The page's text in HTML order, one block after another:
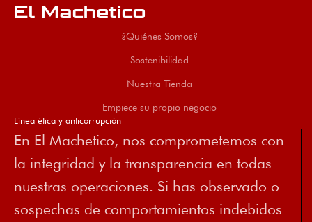
El Machetico
¿Quiénes Somos?
Sostenibilidad
Nuestra Tienda
Empiece su propio negocio
Línea ética y anticorrupción
En El Machetico, nos comprometemos con
la integridad y la transparencia en todas
nuestras operaciones. Si has observado o
sospechas de comportamientos indebidos